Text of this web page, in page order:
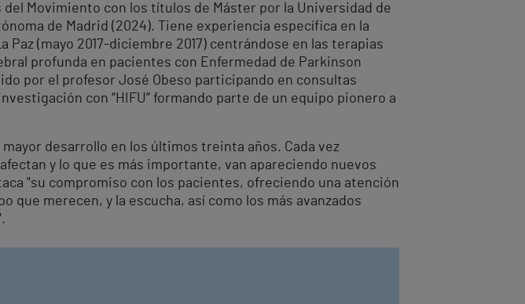
Movimiento con los títulos de Máster por la Universidad de
de Madrid (2024). Tiene experiencia específica en la
(mayo 2017-diciembre 2017) centrándose en las terapias
profunda en pacientes con Enfermedad de Parkinson
por el profesor José Obeso participando en consultas
con “HIFU” formando parte de un equipo pionero a
desarrollo en los últimos treinta años. Cada vez
y lo que es más importante, van apareciendo nuevos
"su compromiso con los pacientes, ofreciendo una atención
que merecen, y la escucha, así como los más avanzados